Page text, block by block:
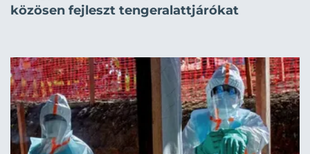
közösen fejleszt tengeralattjárókat